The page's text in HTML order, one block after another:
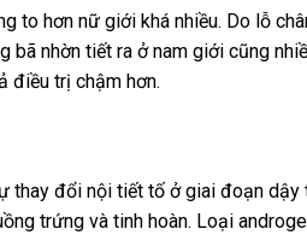
to hơn nữ giới khá nhiều. Do lỗ
bã nhờn tiết ra ở nam giới cũng
điều trị chậm hơn.
thay đổi nội tiết tố ở giai đoạn
trứng và tinh hoàn. Loại